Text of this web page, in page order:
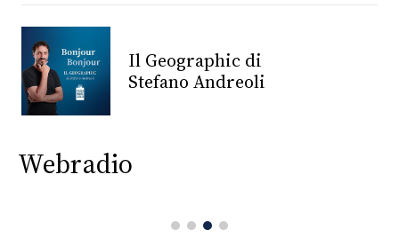
CONSIGLIA
Il Geographic di
Stefano Andreoli
Webradio